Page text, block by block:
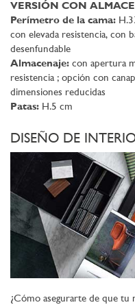
VERSIÓN CON
Perímetro de la cama:
con elevada resistencia, con
desenfundable
Almacenaje: con apertura
resistencia ; opción con
dimensiones reducidas
Patas: H.5 cm
DISEÑO DE
¿Cómo asegurarte de que tu